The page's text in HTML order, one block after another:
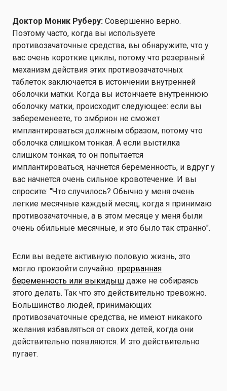
Доктор Моник Руберу: Совершенно верно.
Поэтому часто, когда вы используете
противозачаточные средства, вы обнаружите, что у
вас очень короткие циклы, потому что резервный
механизм действия этих противозачаточных
таблеток заключается в истончении внутренней
оболочки матки. Когда вы истончаете внутреннюю
оболочку матки, происходит следующее: если вы
забеременеете, то эмбрион не сможет
имплантироваться должным образом, потому что
оболочка слишком тонкая. А если выстилка
слишком тонкая, то он попытается
имплантироваться, начнется беременность, и вдруг у
вас начнется очень сильное кровотечение. И вы
спросите: "Что случилось? Обычно у меня очень
легкие месячные каждый месяц, когда я принимаю
противозачаточные, а в этом месяце у меня были
очень обильные месячные, и это было так странно".
Если вы ведете активную половую жизнь, это
могло произойти случайно. прерванная
беременность или выкидыш даже не собираясь
этого делать. Так что это действительно тревожно.
Большинство людей, принимающих
противозачаточные средства, не имеют никакого
желания избавляться от своих детей, когда они
действительно появляются. И это действительно
пугает.